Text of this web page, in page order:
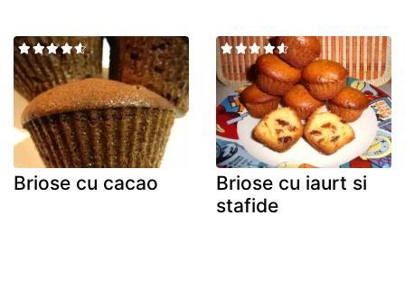
Briose cu cacao
Briose cu iaurt si
stafide